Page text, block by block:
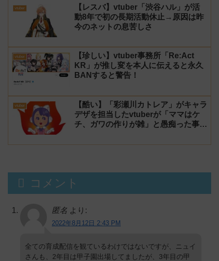
vtuber
【レスバ】vtuber「渋谷ハル」が活
動8年で初の長期活動休止→原因は昨
今のネットの息苦しさ
vtuber
【珍しい】vtuber事務所「Re:Act
KR」が推し変を本人に伝えると永久
BANすると警告！
vtuber
【酷い】「彩瀬川カトレア」がキャラ
デザを担当したvtuberが「ママはケ
チ、ガワの作りが雑」と愚痴った事が
コメント
匿名 より:
2022年8月12日 2:43 PM
全ての育成配信を観ているわけではないですが、ニュイ
さんも、2年目は甲子園出場してましたが、3年目の甲